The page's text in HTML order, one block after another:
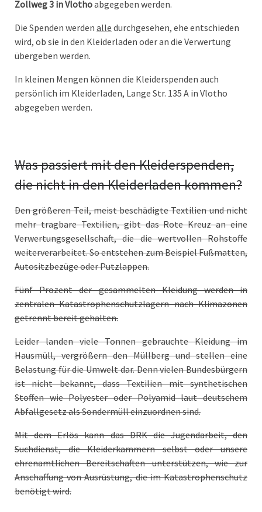
Zollweg 3 in Vlothoabgegeben werden.
Die Spenden werden alle durchgesehen, ehe entschieden
wird, ob sie in den Kleiderladen oder an die Verwertung
übergeben werden.
In kleinen Mengen können die Kleiderspenden auch
persönlich im Kleiderladen, Lange Str. 135 A in Vlotho
abgegeben werden.
Was passiert mit den Kleiderspenden,
die nicht in den Kleiderladen kommen?
Den größeren Teil, meist beschädigte Textilien und nicht
mehr tragbare Textilien, gibt das Rote Kreuz an eine
Verwertungsgesellschaft, die die wertvollen Rohstoffe
weiterverarbeitet. So entstehen zum Beispiel Fußmatten,
Autositzbezüge oder Putzlappen.
Fünf Prozent der gesammelten Kleidung werden in
zentralen Katastrophenschutzlagern nach Klimazonen
getrennt bereit gehalten.
Leider landen viele Tonnen gebrauchte Kleidung im
Hausmüll, vergrößern den Müllberg und stellen eine
Belastung für die Umwelt dar. Denn vielen Bundesbürgern
ist nicht bekannt, dass Textilien mit synthetischen
Stoffen wie Polyester oder Polyamid laut deutschem
Abfallgesetz als Sondermüll einzuordnen sind.
Mit dem Erlös kann das DRK die Jugendarbeit, den
Suchdienst, die Kleiderkammern selbst oder unsere
ehrenamtlichen Bereitschaften unterstützen, wie zur
Anschaffung von Ausrüstung, die im Katastrophenschutz
benötigt wird.